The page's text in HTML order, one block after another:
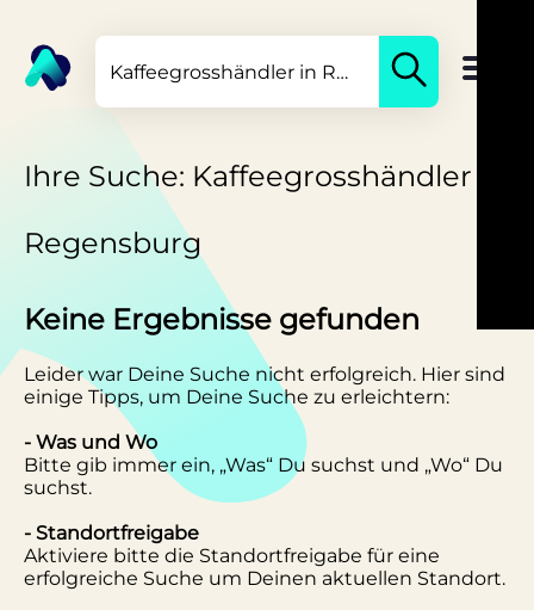
Ihre Suche: Kaffeegrosshändler in
Regensburg
Keine Ergebnisse gefunden
Leider war Deine Suche nicht erfolgreich. Hier sind
einige Tipps, um Deine Suche zu erleichtern:
- Was und Wo
Bitte gib immer ein, „Was“ Du suchst und „Wo“ Du
suchst.
- Standortfreigabe
Aktiviere bitte die Standortfreigabe für eine
erfolgreiche Suche um Deinen aktuellen Standort.